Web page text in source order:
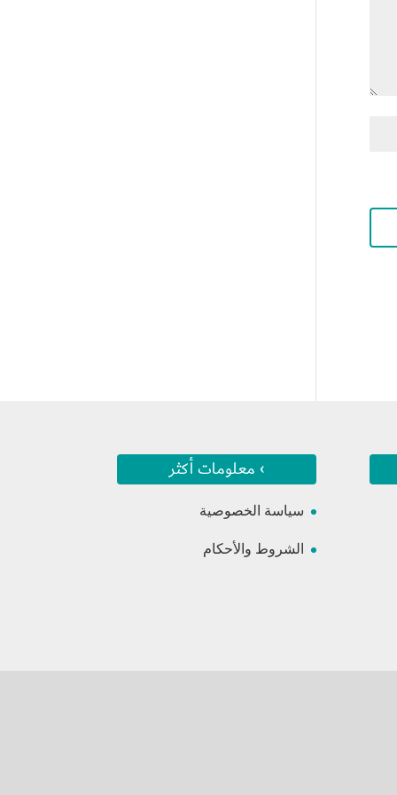
› معلومات أكثر
سياسة الخصوصية
الشروط والأحكام